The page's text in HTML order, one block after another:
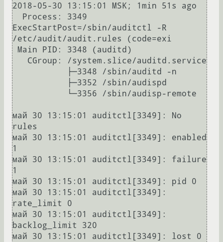
2018-05-30 13:15:01 MSK; 1min 51s ago
ExecStartPost=/sbin/auditctl -R
/etc/audit/audit.rules (code=exi
май 30 13:15:01 auditctl[3349]: No
rules
май 30 13:15:01 auditctl[3349]: enabled
1
май 30 13:15:01 auditctl[3349]: failure
1
май 30 13:15:01 auditctl[3349]: pid 0
май 30 13:15:01 auditctl[3349]:
rate_limit 0
май 30 13:15:01 auditctl[3349]:
backlog_limit 320
май 30 13:15:01 auditctl[3349]: lost 0